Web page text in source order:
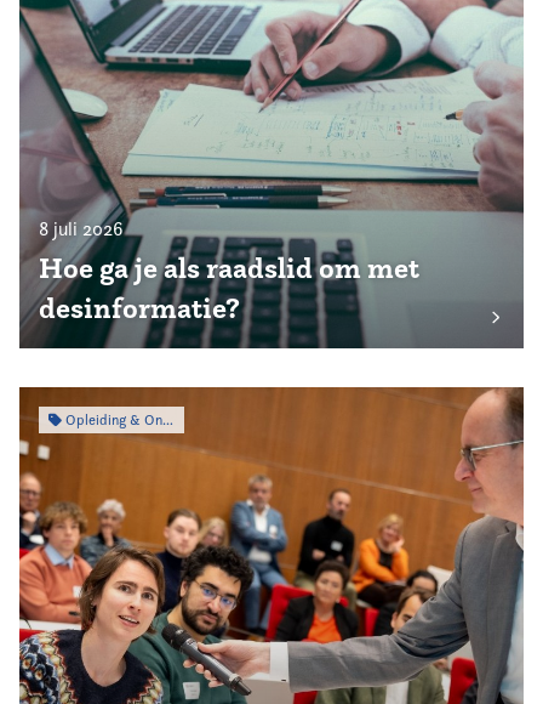
8 juli 2026
Hoe ga je als raadslid om met
desinformatie?
Opleiding & Ontwikkeling